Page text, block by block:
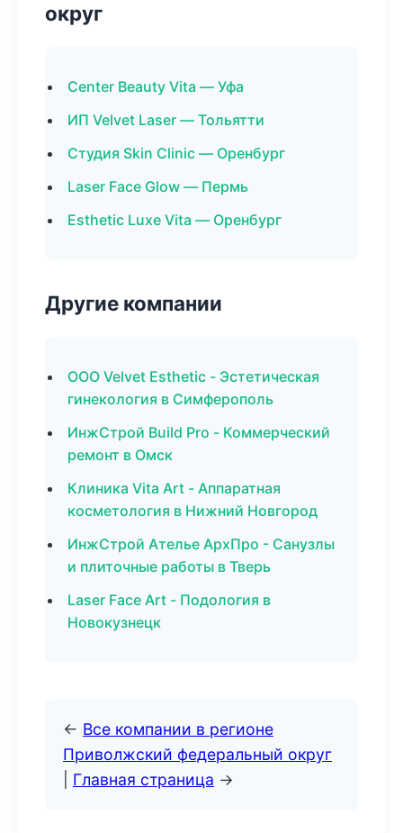
округ
Center Beauty Vita — Уфа
ИП Velvet Laser — Тольятти
Студия Skin Clinic — Оренбург
Laser Face Glow — Пермь
Esthetic Luxe Vita — Оренбург
Другие компании
ООО Velvet Esthetic - Эстетическая
гинекология в Симферополь
ИнжСтрой Build Pro - Коммерческий
ремонт в Омск
Клиника Vita Art - Аппаратная
косметология в Нижний Новгород
ИнжСтрой Ателье АрхПро - Санузлы
и плиточные работы в Тверь
Laser Face Art - Подология в
Новокузнецк
← Все компании в регионе
Приволжский федеральный округ
Главная страница →